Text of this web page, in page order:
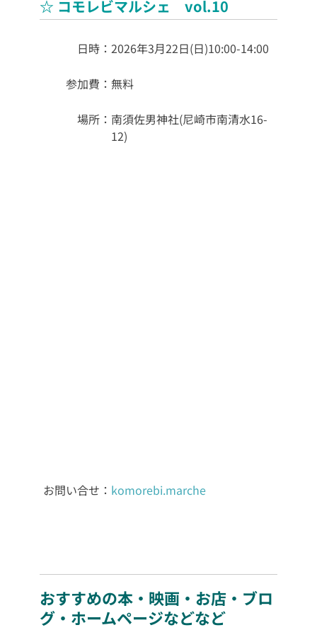
☆ コモレビマルシェ vol.10
日時： 2026年3月22日(日)10:00-14:00
参加費： 無料
場所： 南須佐男神社(尼崎市南清水16-
12)
お問い合せ： komorebi.marche
おすすめの本・映画・お店・ブロ
グ・ホームページなどなど